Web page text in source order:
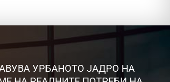
УРБАНОТО ЈАДРО НА